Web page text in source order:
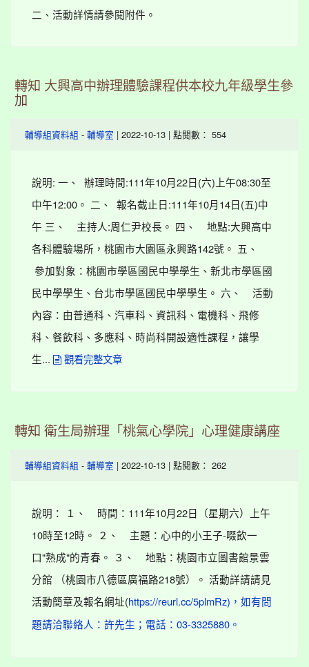
二、活動詳情請參閱附件。
轉知 大興高中辦理體驗課程供本校九年級學生參
加
輔導組資料組 - 輔導室 | 2022-10-13 | 點閱數： 554
說明: 一、 辦理時間:111年10月22日(六)上午08:30至
中午12:00。 二、 報名截止日:111年10月14日(五)中
午 三、 主持人:周仁尹校長。 四、 地點:大興高中
各科體驗場所，桃園市大園區永興路142號。 五、
參加對象：桃園市學區國民中學學生、新北市學區國
民中學學生、台北市學區國民中學學生。 六、 活動
內容：由普通科、汽車科、資訊科、電機科、飛修
科、餐飲科、多應科、時尚科開設適性課程，讓學
生...
觀看完整文章
轉知 衛生局辦理「桃氣心學院」心理健康講座
輔導組資料組 - 輔導室 | 2022-10-13 | 點閱數： 262
說明： １、 時間：111年10月22日（星期六）上午
10時至12時。 ２、 主題：心中的小王子-啜飲一
口"熟成"的青春。 ３、 地點：桃園市立圖書館景雲
分館 （桃園市八德區廣福路218號）。 活動詳請請見
活動簡章及報名網址( https://reurl.cc/5plmRz)，如有問
題請洽聯絡人：許先生；電話：03-3325880。